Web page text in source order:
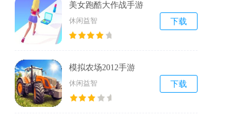
美女跑酷大作战手游
休闲益智 下载
模拟农场2012手游
休闲益智 下载